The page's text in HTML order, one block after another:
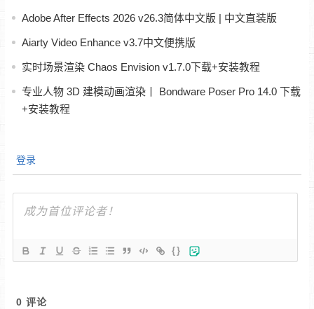
Adobe After Effects 2026 v26.3简体中文版 | 中文直装版
Aiarty Video Enhance v3.7中文便携版
实时场景渲染 Chaos Envision v1.7.0下载+安装教程
专业人物 3D 建模动画渲染丨 Bondware Poser Pro 14.0 下载
+安装教程
登录
{}
0 评论